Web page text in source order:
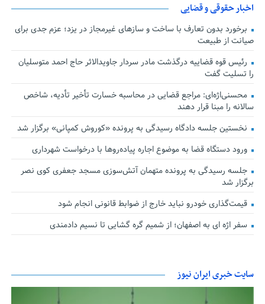
اخبار حقوقی و قضایی
برخورد بدون تعارف با ساخت‌ و سازهای غیرمجاز در یزد؛ عزم جدی برای
صیانت از طبیعت
رئیس قوه قضاییه درگذشت مادر سردار جاویدالاثر حاج احمد متوسلیان
را تسلیت گفت
محسنی‌اژه‌ای: مراجع قضایی در محاسبه خسارت تأخیر تأدیه، شاخص
سالانه را مبنا قرار دهند
نخستین جلسه دادگاه رسیدگی به پرونده «کوروش کمپانی» برگزار شد
ورود دستگاه قضا به موضوع اجاره پیاده‌روها با درخواست شهرداری
جلسه رسیدگی به پرونده متهمان آتش‌سوزی مسجد جعفری کوی نصر
برگزار شد
قیمت‌گذاری خودرو نباید خارج از ضوابط قانونی انجام شود
سفر اژه ای به اصفهان؛ از شمیم گره گشایی تا نسیم دادمندی
سایت خبری ایران نیوز